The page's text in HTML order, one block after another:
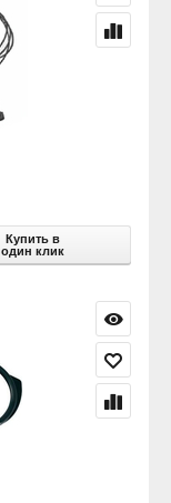
Купить в
один клик